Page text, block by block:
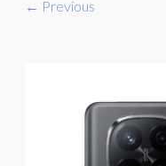
← Previous